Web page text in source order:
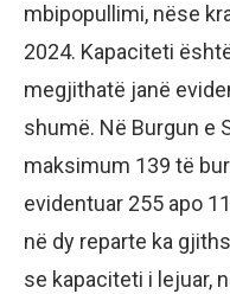
mbipopullimi, nëse
2024. Kapaciteti
megjithatë janë
shumë. Në Burgun e
maksimum 139 të
evidentuar 255 apo
në dy reparte ka
se kapaciteti i lejuar,